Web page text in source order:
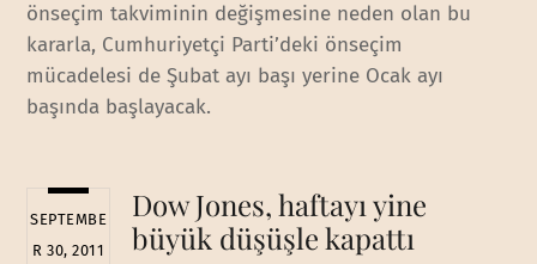
önseçim takviminin değişmesine neden olan bu
kararla, Cumhuriyetçi Parti’deki önseçim
mücadelesi de Şubat ayı başı yerine Ocak ayı
başında başlayacak.
SEPTEMBE
R 30, 2011
Dow Jones, haftayı yine
büyük düşüşle kapattı